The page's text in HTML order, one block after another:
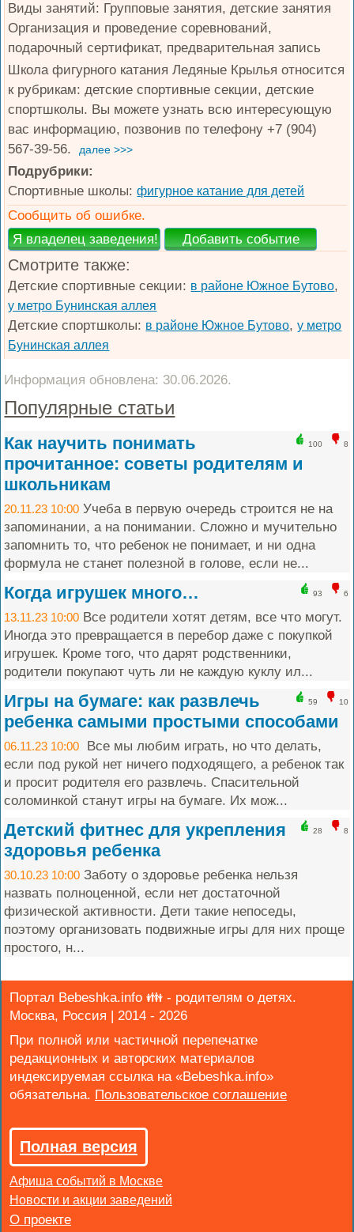
Виды занятий: Групповые занятия, детские занятия
Организация и проведение соревнований,
подарочный сертификат, предварительная запись
Школа фигурного катания Ледяные Крылья относится
к рубрикам: детские спортивные секции, детские
спортшколы. Вы можете узнать всю интересующую
вас информацию, позвонив по телефону +7 (904)
567-39-56.
далее >>>
Подрубрики:
Спортивные школы:фигурное катание для детей
Сообщить об ошибке.
Смотрите также:
Детские спортивные секции: в районе Южное Бутово,
у метро Бунинская аллея
Детские спортшколы: в районе Южное Бутово,у метро
Бунинская аллея
Информация обновлена: 30.06.2026.
Популярные статьи
100 8
Как научить понимать
прочитанное: советы родителям и
школьникам
20.11.23 10:00 Учеба в первую очередь строится не на
запоминании, а на понимании. Сложно и мучительно
запомнить то, что ребенок не понимает, и ни одна
формула не станет полезной в голове, если не...
93 6
Когда игрушек много…
13.11.23 10:00 Все родители хотят детям, все что могут.
Иногда это превращается в перебор даже с покупкой
игрушек. Кроме того, что дарят родственники,
родители покупают чуть ли не каждую куклу ил...
59 10
Игры на бумаге: как развлечь
ребенка самыми простыми способами
06.11.23 10:00 Все мы любим играть, но что делать,
если под рукой нет ничего подходящего, а ребенок так
и просит родителя его развлечь. Спасительной
соломинкой станут игры на бумаге. Их мож...
28 8
Детский фитнес для укрепления
здоровья ребенка
30.10.23 10:00 Заботу о здоровье ребенка нельзя
назвать полноценной, если нет достаточной
физической активности. Дети такие непоседы,
поэтому организовать подвижные игры для них проще
простого, н...
Портал Bebeshka.info 👪 - родителям о детях.
Москва, Россия | 2014 - 2026
При полной или частичной перепечатке
редакционных и авторских материалов
индексируемая ссылка на «Bebeshka.info»
обязательна.
Полная версия
Афиша событий в Москве
Новости и акции заведений